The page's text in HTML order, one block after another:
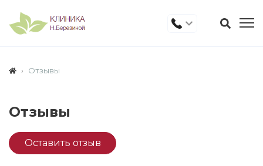
Отзывы
Отзывы
Оставить отзыв